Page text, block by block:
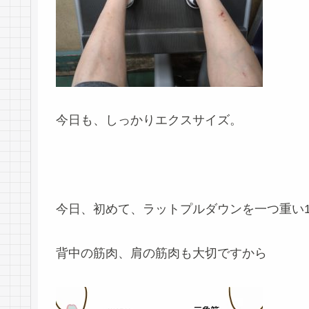
今日も、しっかりエクスサイズ。
今日、初めて、ラットプルダウンを一つ重い
背中の筋肉、肩の筋肉も大切ですから